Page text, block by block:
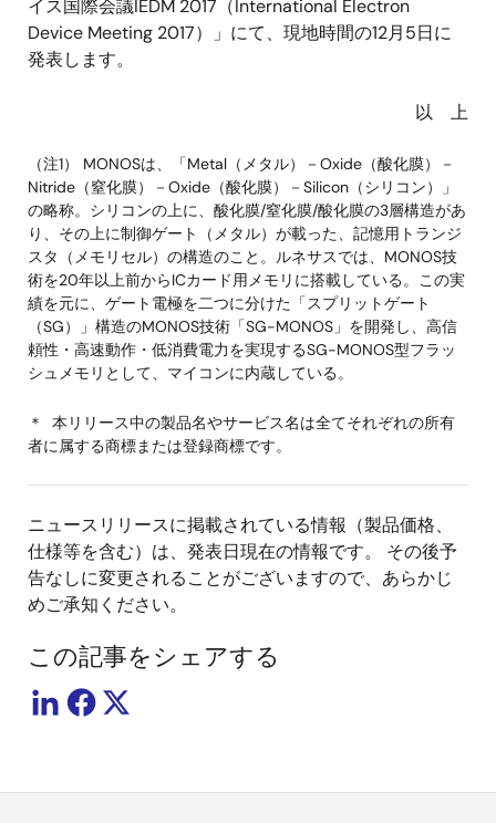
イス国際会議IEDM 2017（International Electron
Device Meeting 2017）」にて、現地時間の12月5日に
発表します。
以 上
（注1） MONOSは、「Metal（メタル）－Oxide（酸化膜）－
Nitride（窒化膜）－Oxide（酸化膜）－Silicon（シリコン）」
の略称。シリコンの上に、酸化膜/窒化膜/酸化膜の3層構造があ
り、その上に制御ゲート（メタル）が載った、記憶用トランジ
スタ（メモリセル）の構造のこと。ルネサスでは、MONOS技
術を20年以上前からICカード用メモリに搭載している。この実
績を元に、ゲート電極を二つに分けた「スプリットゲート
（SG）」構造のMONOS技術「SG-MONOS」を開発し、高信
頼性・高速動作・低消費電力を実現するSG-MONOS型フラッ
シュメモリとして、マイコンに内蔵している。
＊ 本リリース中の製品名やサービス名は全てそれぞれの所有
者に属する商標または登録商標です。
ニュースリリースに掲載されている情報（製品価格、
仕様等を含む）は、発表日現在の情報です。 その後予
告なしに変更されることがございますので、あらかじ
めご承知ください。
この記事をシェアする